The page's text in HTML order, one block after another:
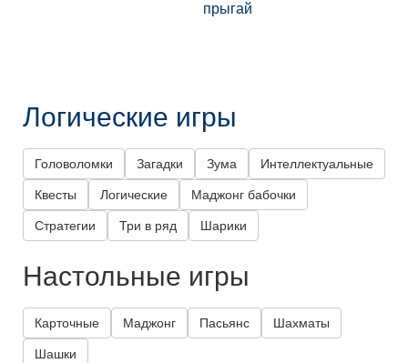
прыгай
Логические игры
Головоломки Загадки Зума Интеллектуальные
Квесты Логические Маджонг бабочки
Стратегии Три в ряд Шарики
Настольные игры
Карточные Маджонг Пасьянс Шахматы
Шашки